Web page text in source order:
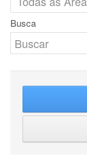
Busca